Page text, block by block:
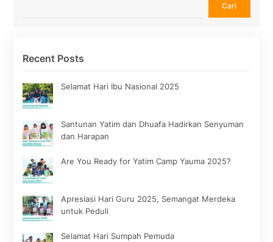
Cari
Recent Posts
Selamat Hari Ibu Nasional 2025
Santunan Yatim dan Dhuafa Hadirkan Senyuman
dan Harapan
Are You Ready for Yatim Camp Yauma 2025?
Apresiasi Hari Guru 2025, Semangat Merdeka
untuk Peduli
Selamat Hari Sumpah Pemuda